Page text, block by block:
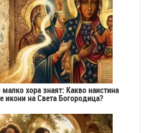
хора знаят: Какво наистина
на Света Богородица?